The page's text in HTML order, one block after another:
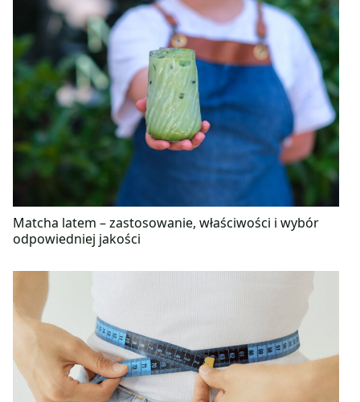
Matcha latem – zastosowanie, właściwości i wybór
odpowiedniej jakości